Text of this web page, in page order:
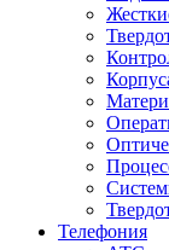
Телефония